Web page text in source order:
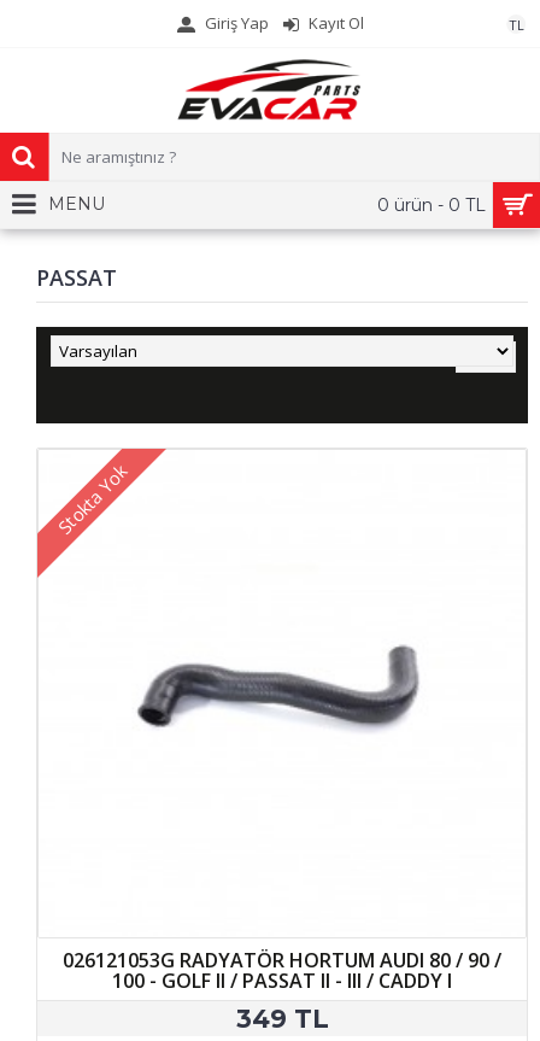
TL
Giriş Yap Kayıt Ol
0 ürün - 0 TL
MENU
PASSAT
Stokta Yok
026121053G RADYATÖR HORTUM AUDI 80 / 90 /
100 - GOLF II / PASSAT II - III / CADDY I
349 TL